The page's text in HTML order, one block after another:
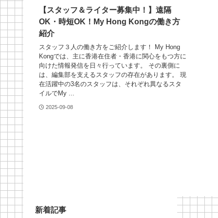
【スタッフ＆ライター募集中！】遠隔
OK・時短OK！My Hong Kongの働き方
紹介
スタッフ３人の働き方をご紹介します！ My Hong
Kongでは、主に香港在住者・香港に関心をもつ方に
向けた情報発信を日々行っています。 その裏側に
は、編集部を支えるスタッフの存在があります。 現
在活躍中の3名のスタッフは、それぞれ異なるスタ
イルでMy ...
2025-09-08
新着記事